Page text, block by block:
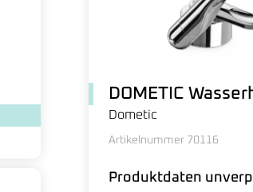
DOMETIC
Dometic
Artikelnummer 70116
Produktdaten